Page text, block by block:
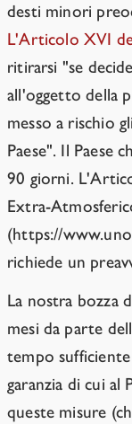
desti minori
L'Articolo XVI
ritirarsi "se
all'oggetto della
messo a rischio
Paese". Il Paese
90 giorni.
Extra-
(https://
richiede un
La nostra bozza
mesi da parte
tempo
garanzia di cui
queste misure